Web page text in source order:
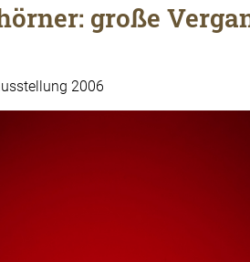
große
2006